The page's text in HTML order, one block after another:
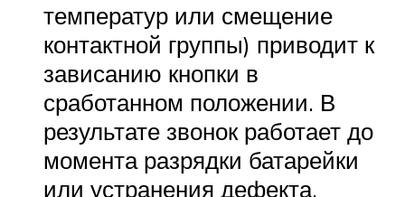
температур или смещение
контактной группы) приводит к
зависанию кнопки в
сработанном положении. В
результате звонок работает до
момента разрядки батарейки
или устранения дефекта.